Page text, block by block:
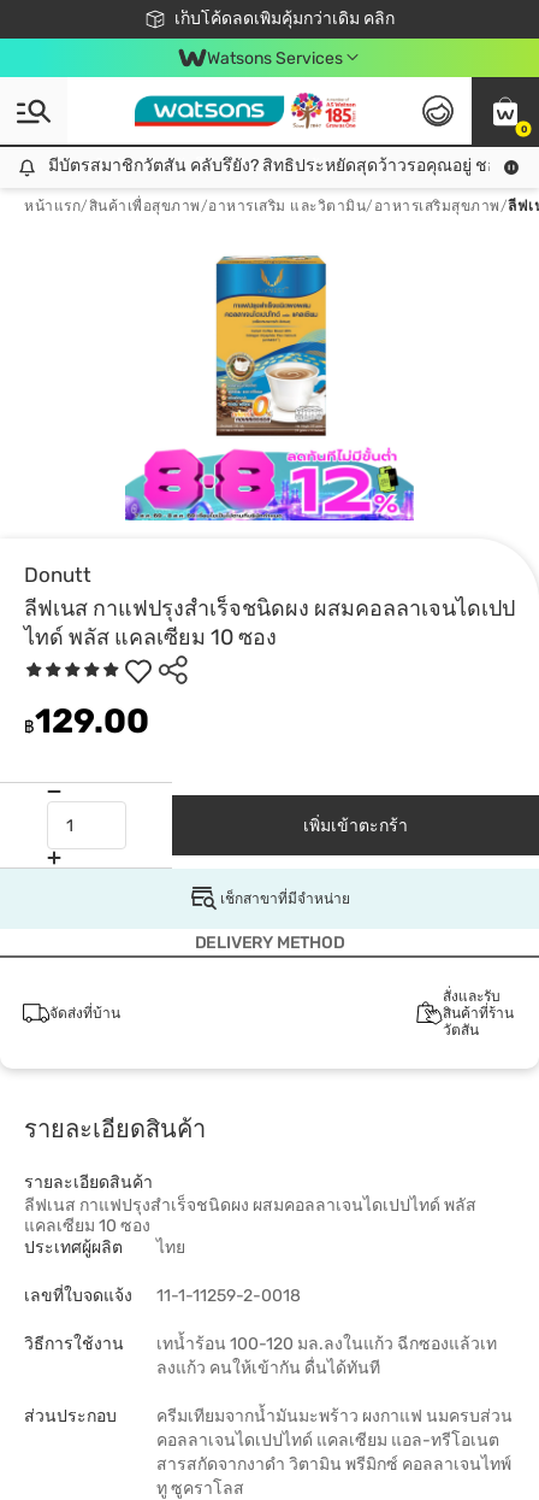
เก็บโค้ดลดเพิ่มคุ้มกว่าเดิม คลิก
ชอปออนไลน์ครั้งแรก ลดเพิ่มจุก ๆ 10%! 🎉
📦ส่งฟรี! เมื่อชอป 499฿
สมาชิกวัตสัน คลับดียังไง?
Watsons Services
0
มีบัตรสมาชิกวัตสัน คลับรึยัง? สิทธิประหยัดสุดว้าวรอคุณอยู่ ชอปคุ้มกว่าเดิม คลิก!
มีบัตรสมาชิกวัตสัน คลับรึยัง? สิทธิประหยัดสุดว้าวรอคุณอยู่ ชอปคุ้มก
หน้าแรก/สินค้าเพื่อสุขภาพ/อาหารเสริม และวิตามิน/ อาหารเสริมสุขภาพ/ลีฟเ
Donutt
ลีฟเนส กาแฟปรุงสำเร็จชนิดผง ผสมคอลลาเจนไดเปป
ไทด์ พลัส แคลเซียม 10 ซอง
฿129.00
เพิ่มเข้าตะกร้า
เช็กสาขาที่มีจำหน่าย
DELIVERY METHOD
จัดส่งที่บ้าน
สั่งและรับ
สินค้าที่ร้าน
วัตสัน
รายละเอียดสินค้า
รายละเอียดสินค้า
ลีฟเนส กาแฟปรุงสำเร็จชนิดผง ผสมคอลลาเจนไดเปปไทด์ พลัส
แคลเซียม 10 ซอง
ประเทศผู้ผลิต
ไทย
เลขที่ใบจดแจ้ง 11-1-11259-2-0018
วิธีการใช้งาน
เทน้ำร้อน 100-120 มล.ลงในแก้ว ฉีกซองแล้วเท
ลงแก้ว คนให้เข้ากัน ดื่นได้ทันที
ส่วนประกอบ
ครีมเทียมจากน้ำมันมะพร้าว ผงกาแฟ นมครบส่วน
คอลลาเจนไดเปปไทด์ แคลเซียม แอล-ทรีโอเนต
สารสกัดจากงาดำ วิตามิน พรีมิกซ์ คอลลาเจนไทพ์
ทู ซูคราโลส